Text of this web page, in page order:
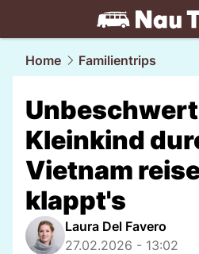
travel.NAU.ch
Home Familientrips
Kleinkind
Vietnam
klappt's
Laura Del Favero
27.02.2026 - 13:02